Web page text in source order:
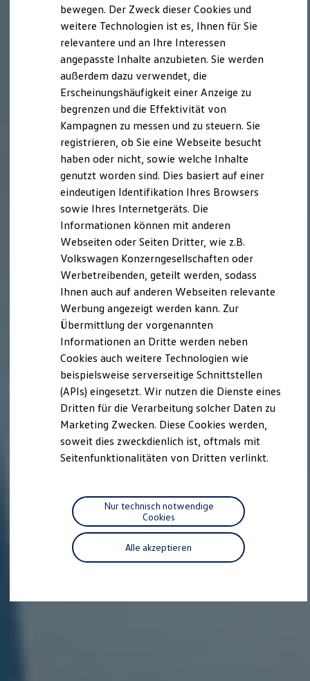
Sicherheit
Garantie und Lebensdauer
Nachhaltigkeit
Kosten und Kauf
Verbrauchskosten
Kaufoptionen
E-Auto-Förderung
Software und Konnektivität
Die ID. Software 6
ID. Software Versionen und Updates
Digitale Extras
Schnittstellen zu Ihrem ID.
Hybridautos
Marke und Erlebnis
Volkswagen R und R Experience
R-Modelle
R Experience
Driving Experience
Werkbesichtigung
Factory visit
Lifestyle Shop
Golf Kollektion
ID. Kollektion
Volkswagen Kollektion
GTI Kollektion
Fußball Drop
we drive football
#wedriveproud
Besitzer und Service
myVolkswagen
Software Updates
Inspektion und HU/AU
Räder und Reifen
Pannen- und Unfallhilfe
Economy Service
Volkswagen Teile
Zubehör
Modellspezifisches Zubehör
Entertainment und Elektronik
bewegen. Der Zweck dieser Cookies und
weitere Technologien ist es, Ihnen für Sie
relevantere und an Ihre Interessen
angepasste Inhalte anzubieten. Sie werden
außerdem dazu verwendet, die
Erscheinungshäufigkeit einer Anzeige zu
begrenzen und die Effektivität von
Kampagnen zu messen und zu steuern. Sie
registrieren, ob Sie eine Webseite besucht
haben oder nicht, sowie welche Inhalte
genutzt worden sind. Dies basiert auf einer
eindeutigen Identifikation Ihres Browsers
sowie Ihres Internetgeräts. Die
Informationen können mit anderen
Webseiten oder Seiten Dritter, wie z.B.
Volkswagen Konzerngesellschaften oder
Werbetreibenden, geteilt werden, sodass
Ihnen auch auf anderen Webseiten relevante
Werbung angezeigt werden kann. Zur
Übermittlung der vorgenannten
Informationen an Dritte werden neben
Cookies auch weitere Technologien wie
beispielsweise serverseitige Schnittstellen
(APIs) eingesetzt. Wir nutzen die Dienste eines
Dritten für die Verarbeitung solcher Daten zu
Marketing Zwecken. Diese Cookies werden,
soweit dies zweckdienlich ist, oftmals mit
Seitenfunktionalitäten von Dritten verlinkt.
Alle akzeptieren
Nur technisch notwendige
Cookies